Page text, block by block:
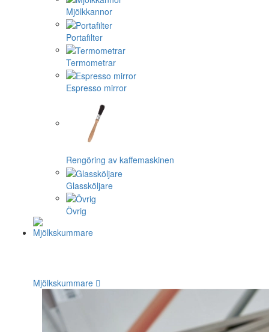
Mjölkkannor
Portafilter
Termometrar
Espresso mirror
Rengöring av kaffemaskinen
Glassköljare
Övrig
Mjölkskummare